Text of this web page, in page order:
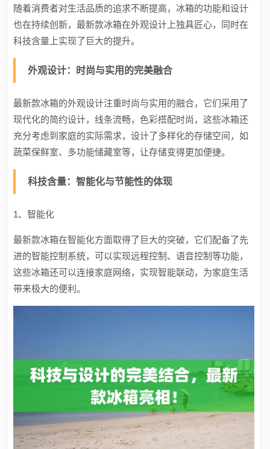
随着消费者对生活品质的追求不断提高，冰箱的功能和设计
也在持续创新，最新款冰箱在外观设计上独具匠心，同时在
科技含量上实现了巨大的提升。
外观设计：时尚与实用的完美融合
最新款冰箱的外观设计注重时尚与实用的融合，它们采用了
现代化的简约设计，线条流畅，色彩搭配时尚，这些冰箱还
充分考虑到家庭的实际需求，设计了多样化的存储空间，如
蔬菜保鲜室、多功能储藏室等，让存储变得更加便捷。
科技含量：智能化与节能性的体现
1、智能化
最新款冰箱在智能化方面取得了巨大的突破，它们配备了先
进的智能控制系统，可以实现远程控制、语音控制等功能，
这些冰箱还可以连接家庭网络，实现智能联动，为家庭生活
带来极大的便利。